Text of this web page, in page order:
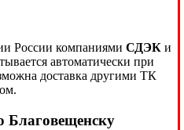
России компаниями СДЭК и
автоматически при
доставка другими ТК
Благовещенску